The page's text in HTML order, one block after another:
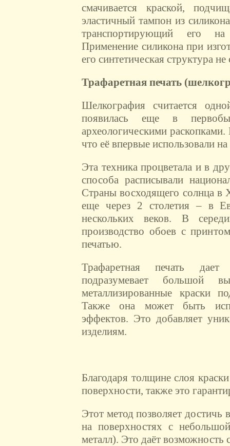
смачивается краской,
эластичный тампон из
транспортирующий его
Применение силикона при
его синтетическая структура
Трафаретная печать
Шелкография считается
появилась еще в
археологическими
что её впервые использовали
Эта техника процветала и в
способа расписывали
Страны восходящего солнца в
еще через 2 столетия – в
нескольких веков. В
производство обоев с
печатью.
Трафаретная печать
подразумевает
металлизированные краски
Также она может быть
эффектов. Это добавляет
изделиям.
Благодаря толщине слоя
поверхности, также это
Этот метод позволяет достичь
на поверхностях с
металл). Это даёт возможность